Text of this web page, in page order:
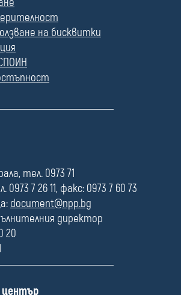
на бисквитки
тел. 0973 71
7 26 11, факс: 0973 7 60 73
document@npp.bg
директор
20
център